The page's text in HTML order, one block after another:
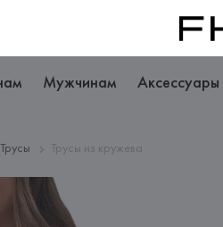
Мужчинам Аксессуары
Трусы Трусы из кружева